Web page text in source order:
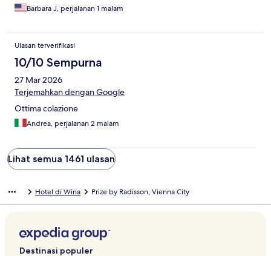
Barbara J, perjalanan 1 malam
Ulasan terverifikasi
10/10 Sempurna
27 Mar 2026
Terjemahkan dengan Google
Ottima colazione
Andrea, perjalanan 2 malam
Lihat semua 1461 ulasan
Hotel di Wina Prize by Radisson, Vienna City
Destinasi populer